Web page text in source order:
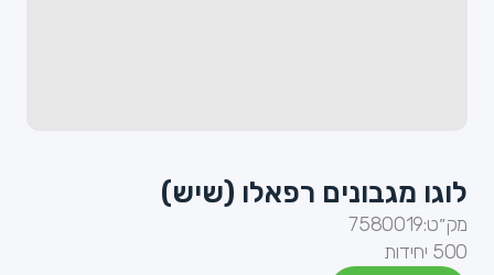
לוגו מגבונים רפאלו (שיש)
מק״ט:7580019
500 יחידות